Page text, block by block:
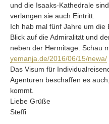
und die Isaaks-Kathedrale
verlangen sie auch Eintritt.
Ich hab mal fünf Jahre um die
Blick auf die Admiralität und
neben der Hermitage. Schau
yemanja.de/2016/06/15/newa/
Das Visum für
Agenturen beschaffen es
kommt.
Liebe Grüße
Steffi